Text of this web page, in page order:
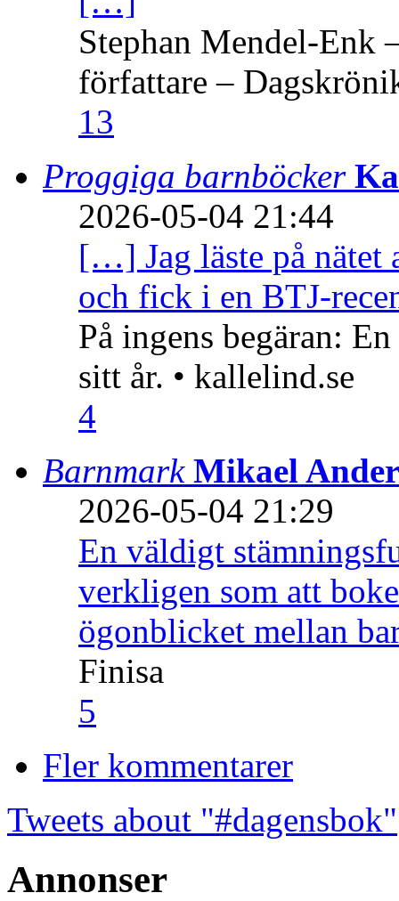
Stephan Mendel-Enk
författare –
13
Proggiga barnböcker
2026-05-04 21:44
[…] Jag läste på nätet
och fick i en BTJ-
På ingens begäran:
sitt år. • kallelind.se
4
Barnmark Mikael
2026-05-04 21:29
En väldigt
verkligen som att
ögonblicket mellan
Finisa
5
Fler kommentarer
Tweets about "#dagensbok"
Annonser